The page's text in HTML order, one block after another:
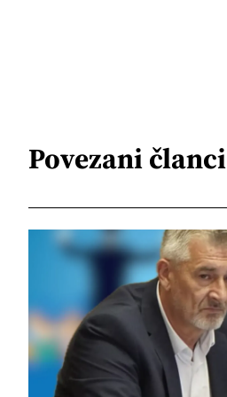
Povezani članci